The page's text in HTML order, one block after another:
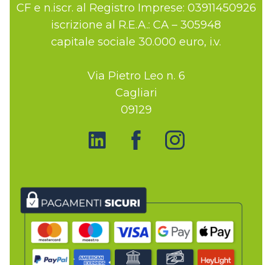
CF e n.iscr. al Registro Imprese: 03911450926
iscrizione al R.E.A.: CA – 305948
capitale sociale 30.000 euro, i.v.
Via Pietro Leo n. 6
Cagliari
09129